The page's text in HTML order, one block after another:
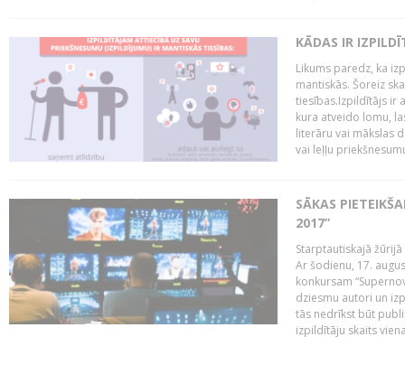
KĀDAS IR
Likums paredz, ka
mantiskās. Šoreiz
tiesības.Izpildītājs ir
kura atveido lomu,
literāru vai mākslas
vai leļļu
SĀKAS
2017”
Starptautiskajā
Ar šodienu, 17.
konkursam
dziesmu autori un
tās nedrīkst būt
izpildītāju skaits